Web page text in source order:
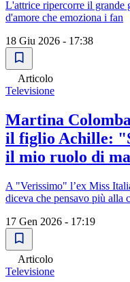
L'attrice ripercorre il grande
d'amore che emoziona i fan
18 Giu 2026 - 17:38
Articolo
Televisione
Martina
il figlio Achille:
il mio ruolo di
A "Verissimo" l’ex Miss
diceva che pensavo più alla
17 Gen 2026 - 17:19
Articolo
Televisione